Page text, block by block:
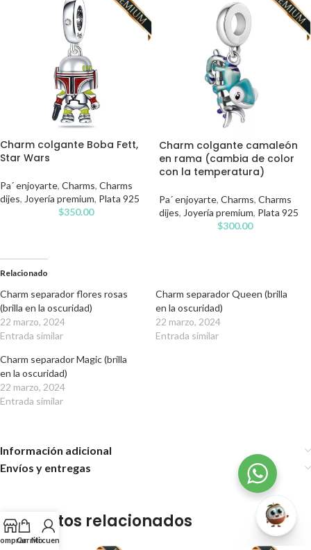
Charm colgante Boba Fett,
Star Wars
Pa´ enjoyarte, Charms, Charms
dijes, Joyería premium, Plata 925
$350.00
Charm colgante camaleón
en rama (cambia de color
con la temperatura)
Pa´ enjoyarte, Charms, Charms
dijes, Joyería premium, Plata 925
$300.00
Relacionado
Charm separador flores rosas
(brilla en la oscuridad)
22 marzo, 2024
Entrada similar
Charm separador Queen (brilla
en la oscuridad)
22 marzo, 2024
Entrada similar
Charm separador Magic (brilla
en la oscuridad)
22 marzo, 2024
Entrada similar
Información adicional
Envíos y entregas
Productos relacionados
CarritoMi cuenta